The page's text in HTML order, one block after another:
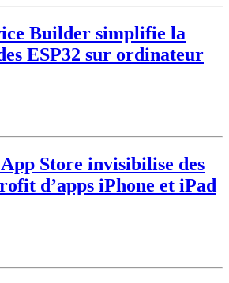
Builder simplifie la
ESP32 sur ordinateur
Store invisibilise des
d’apps iPhone et iPad